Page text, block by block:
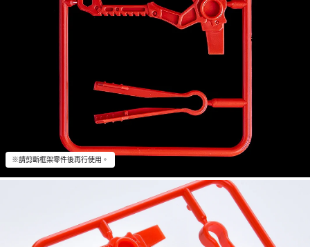
※請剪斷框架零件後再行使用。